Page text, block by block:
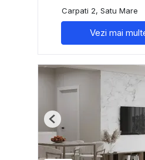
Carpati 2, Satu Mare
Vezi mai
Previous